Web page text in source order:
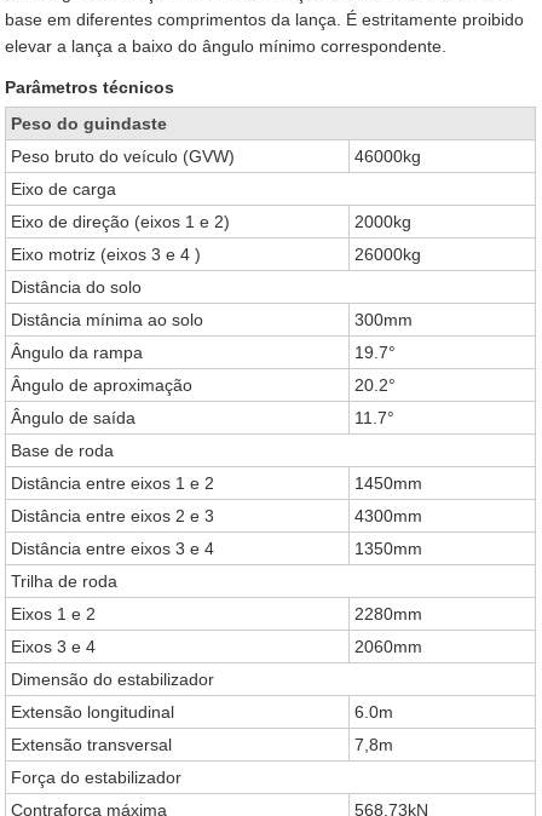
base em diferentes comprimentos da lança. É estritamente proibido
elevar a lança a baixo do ângulo mínimo correspondente.
Parâmetros técnicos
Peso do guindaste
Peso bruto do veículo (GVW)
46000kg
Eixo de carga
Eixo de direção (eixos 1 e 2)
2000kg
Eixo motriz (eixos 3 e 4 )
26000kg
Distância do solo
Distância mínima ao solo
300mm
Ângulo da rampa
19.7°
Ângulo de aproximação
20.2°
Ângulo de saída
11.7°
Base de roda
Distância entre eixos 1 e 2
1450mm
Distância entre eixos 2 e 3
4300mm
Distância entre eixos 3 e 4
1350mm
Trilha de roda
Eixos 1 e 2
2280mm
Eixos 3 e 4
2060mm
Dimensão do estabilizador
Extensão longitudinal
6.0m
Extensão transversal
7,8m
Força do estabilizador
Contraforça máxima
568.73kN